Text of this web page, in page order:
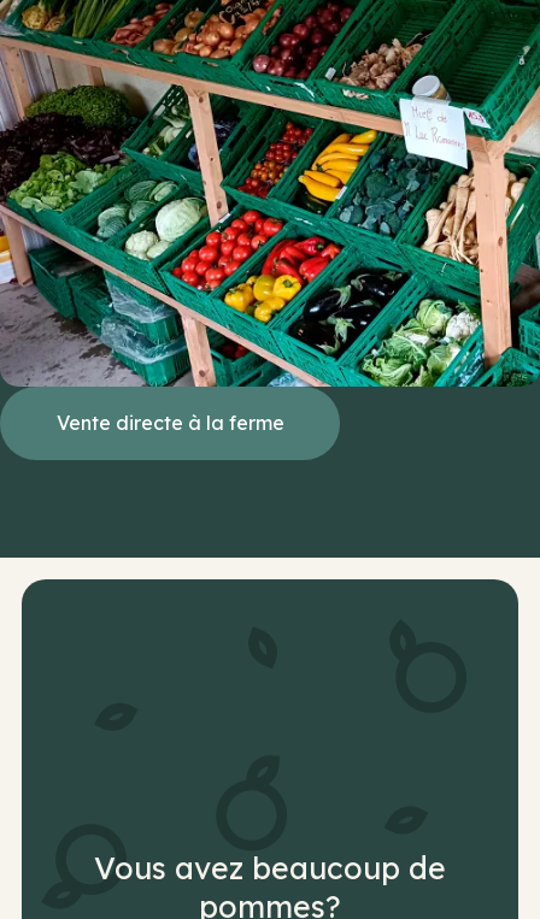
Vente directe à la ferme
Vous avez beaucoup de
pommes?